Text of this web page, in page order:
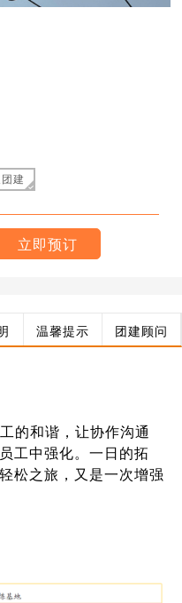
建
立即预订
温馨提示 团建顾问
和谐，让协作沟通
工中强化。一日的拓
松之旅，又是一次增强